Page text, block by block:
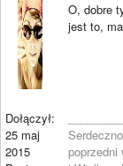
Dołączył:
25 maj
2015
O, dobre
jest to,
poprzedni